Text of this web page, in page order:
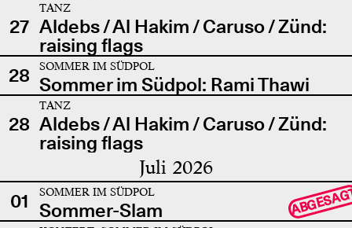
27
TANZ
Aldebs / Al Hakim / Caruso / Zünd:
raising flags
28
SOMMER IM SÜDPOL
Sommer im Südpol: Rami Thawi
28
TANZ
Aldebs / Al Hakim / Caruso / Zünd:
raising flags
Juli 2026
01 SOMMER IM SÜDPOL
Sommer-Slam